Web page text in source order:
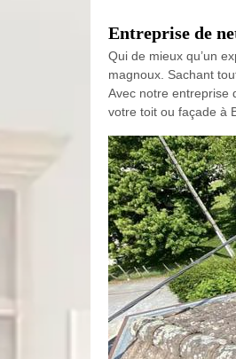
Entreprise de
Qui de mieux qu’un
magnoux. Sachant
Avec notre entreprise
votre toit ou façade à